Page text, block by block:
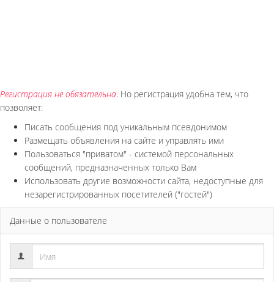
Регистрация не обязательна. Но регистрация удобна тем, что
позволяет:
Писать сообщения под уникальным псевдонимом
Размещать объявления на сайте и управлять ими
Пользоваться "приватом" - системой персональных
сообщений, предназначенных только Вам
Использовать другие возможности сайта, недоступные для
незарегистрированных посетителей ("гостей")
Данные о пользователе